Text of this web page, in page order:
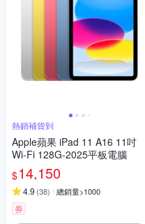
熱銷補貨到
Apple蘋果 iPad 11 A16 11吋
Wi-Fi 128G-2025平板電腦
$14,150
4.9 (38) 總銷量>1000
券